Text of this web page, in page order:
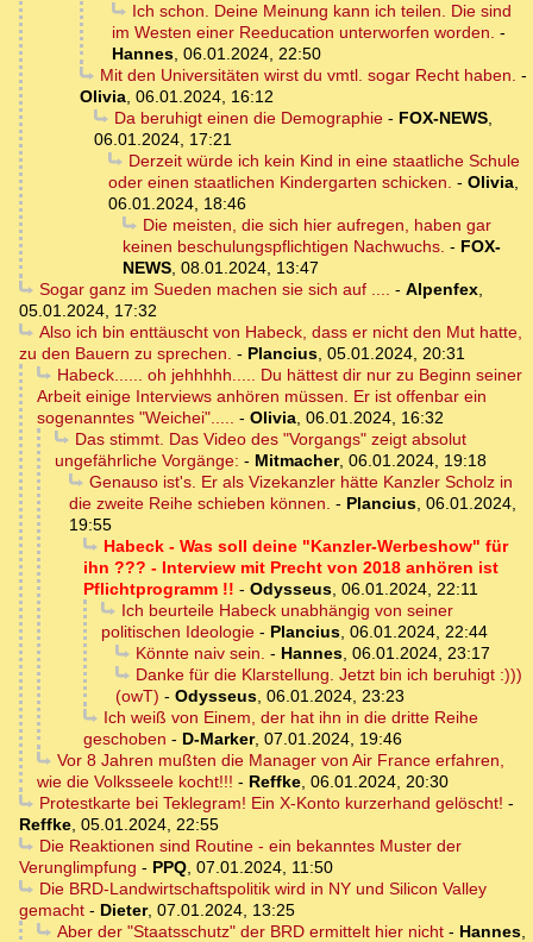
Ich schon. Deine Meinung kann ich teilen. Die sind
im Westen einer Reeducation unterworfen worden. -
Hannes, 06.01.2024, 22:50
Mit den Universitäten wirst du vmtl. sogar Recht haben. -
Olivia, 06.01.2024, 16:12
Da beruhigt einen die Demographie- FOX-NEWS,
06.01.2024, 17:21
Derzeit würde ich kein Kind in eine staatliche Schule
oder einen staatlichen Kindergarten schicken. - Olivia,
06.01.2024, 18:46
Die meisten, die sich hier aufregen, haben gar
keinen beschulungspflichtigen Nachwuchs. - FOX-
NEWS, 08.01.2024, 13:47
Sogar ganz im Sueden machen sie sich auf .... - Alpenfex,
05.01.2024, 17:32
Also ich bin enttäuscht von Habeck, dass er nicht den Mut hatte,
zu den Bauern zu sprechen. - Plancius, 05.01.2024, 20:31
Habeck...... oh jehhhhh..... Du hättest dir nur zu Beginn seiner
Arbeit einige Interviews anhören müssen. Er ist offenbar ein
sogenanntes "Weichei"..... - Olivia, 06.01.2024, 16:32
Das stimmt. Das Video des "Vorgangs" zeigt absolut
ungefährliche Vorgänge: - Mitmacher, 06.01.2024, 19:18
Genauso ist's. Er als Vizekanzler hätte Kanzler Scholz in
die zweite Reihe schieben können. - Plancius, 06.01.2024,
19:55
Habeck - Was soll deine "Kanzler-Werbeshow" für
ihn ??? - Interview mit Precht von 2018 anhören ist
Pflichtprogramm !! - Odysseus, 06.01.2024, 22:11
Ich beurteile Habeck unabhängig von seiner
politischen Ideologie - Plancius, 06.01.2024, 22:44
Könnte naiv sein. - Hannes, 06.01.2024, 23:17
Danke für die Klarstellung. Jetzt bin ich beruhigt :)))
(owT) - Odysseus, 06.01.2024, 23:23
Ich weiß von Einem, der hat ihn in die dritte Reihe
geschoben - D-Marker, 07.01.2024, 19:46
Vor 8 Jahren mußten die Manager von Air France erfahren,
wie die Volksseele kocht!!! - Reffke, 06.01.2024, 20:30
Protestkarte bei Teklegram! Ein X-Konto kurzerhand gelöscht! -
Reffke, 05.01.2024, 22:55
Die Reaktionen sind Routine - ein bekanntes Muster der
Verunglimpfung - PPQ, 07.01.2024, 11:50
Die BRD-Landwirtschaftspolitik wird in NY und Silicon Valley
gemacht - Dieter, 07.01.2024, 13:25
Aber der "Staatsschutz" der BRD ermittelt hier nicht- Hannes,